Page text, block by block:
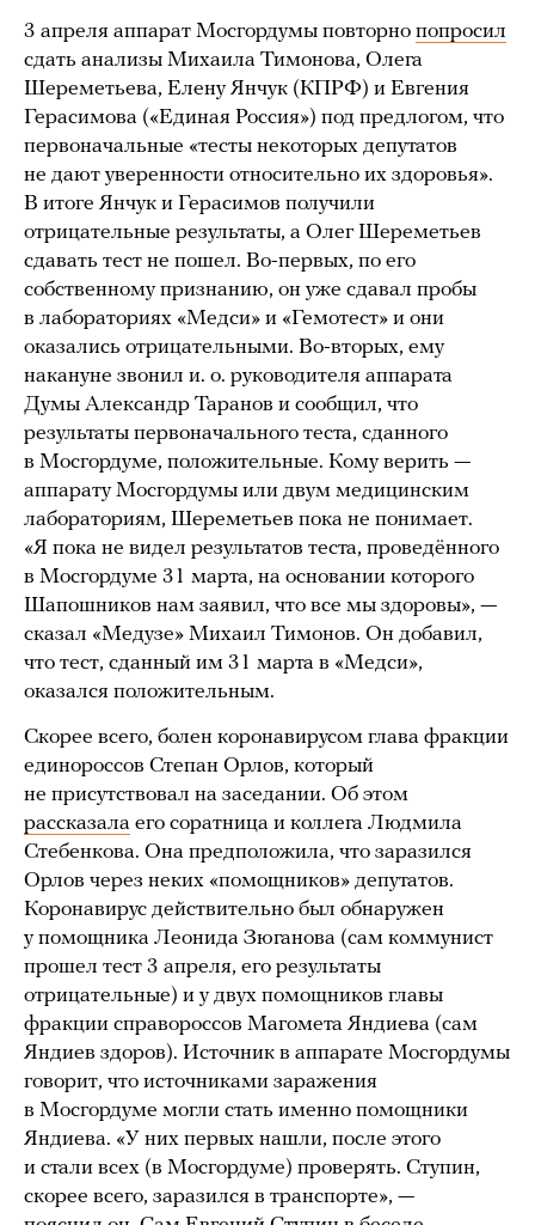
3 апреля аппарат Мосгордумы повторно попросил
сдать анализы Михаила Тимонова, Олега
Шереметьева, Елену Янчук (КПРФ) и Евгения
Герасимова («Единая Россия») под предлогом, что
первоначальные «тесты некоторых депутатов
не дают уверенности относительно их здоровья».
В итоге Янчук и Герасимов получили
отрицательные результаты, а Олег Шереметьев
сдавать тест не пошел. Во-первых, по его
собственному признанию, он уже сдавал пробы
в лабораториях «Медси» и «Гемотест» и они
оказались отрицательными. Во-вторых, ему
накануне звонил и. о. руководителя аппарата
Думы Александр Таранов и сообщил, что
результаты первоначального теста, сданного
в Мосгордуме, положительные. Кому верить —
аппарату Мосгордумы или двум медицинским
лабораториям, Шереметьев пока не понимает.
«Я пока не видел результатов теста, проведённого
в Мосгордуме 31 марта, на основании которого
Шапошников нам заявил, что все мы здоровы», —
сказал «Медузе» Михаил Тимонов. Он добавил,
что тест, сданный им 31 марта в «Медси»,
оказался положительным.
Скорее всего, болен коронавирусом глава фракции
единороссов Степан Орлов, который
не присутствовал на заседании. Об этом
рассказала его соратница и коллега Людмила
Стебенкова. Она предположила, что заразился
Орлов через неких «помощников» депутатов.
Коронавирус действительно был обнаружен
у помощника Леонида Зюганова (сам коммунист
прошел тест 3 апреля, его результаты
отрицательные) и у двух помощников главы
фракции справороссов Магомета Яндиева (сам
Яндиев здоров). Источник в аппарате Мосгордумы
говорит, что источниками заражения
в Мосгордуме могли стать именно помощники
Яндиева. «У них первых нашли, после этого
и стали всех (в Мосгордуме) проверять. Ступин,
скорее всего, заразился в транспорте», —